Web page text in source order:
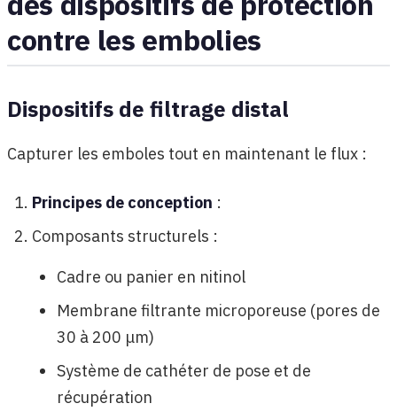
contre les embolies
Dispositifs de filtrage distal
Capturer les emboles tout en maintenant le flux :
Principes de conception :
Composants structurels :
Cadre ou panier en nitinol
Membrane filtrante microporeuse (pores de
30 à 200 μm)
Système de cathéter de pose et de
récupération